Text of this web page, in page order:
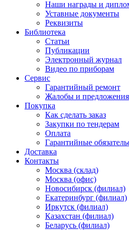
Наши награды и
Уставные документы
Реквизиты
Библиотека
Статьи
Публикации
Электронный журнал
Видео по приборам
Сервис
Гарантийный ремонт
Жалобы и предложения
Покупка
Как сделать заказ
Закупки по тендерам
Оплата
Гарантийные
Доставка
Контакты
Москва (склад)
Москва (офис)
Новосибирск (филиал)
Екатеринбург (филиал)
Иркутск (филиал)
Казахстан (филиал)
Беларусь (филиал)